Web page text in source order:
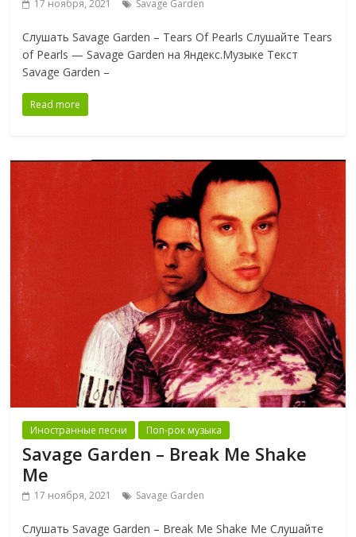
17 ноября, 2021 Savage Garden
Слушать Savage Garden ‎– Tears Of Pearls Слушайте Tears
of Pearls — Savage Garden на Яндекс.Музыке Текст
Savage Garden ‎–
Read more
Иностранные песни Поп-рок музыка
Savage Garden ‎– Break Me Shake
Me
17 ноября, 2021 Savage Garden
Слушать Savage Garden ‎– Break Me Shake Me Слушайте